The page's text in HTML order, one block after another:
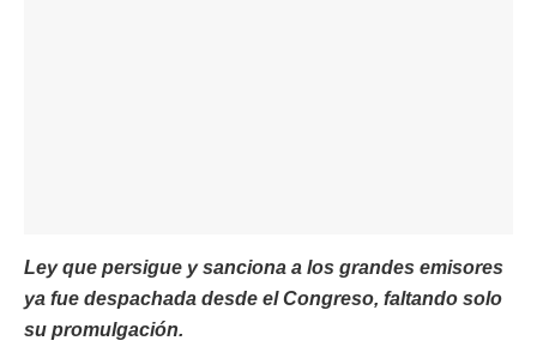
Ley que persigue y sanciona a los grandes emisores
ya fue despachada desde el Congreso, faltando solo
su promulgación.